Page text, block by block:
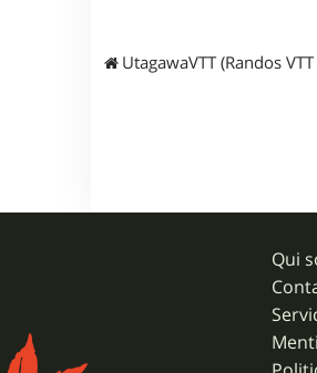
UtagawaVTT (Randos
Qui